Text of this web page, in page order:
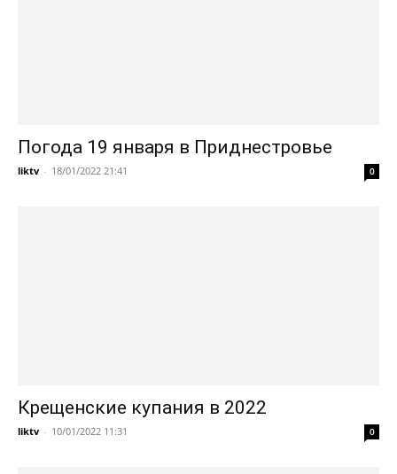
Погода 19 января в Приднестровье
liktv - 18/01/2022 21:41 0
Крещенские купания в 2022
liktv - 10/01/2022 11:31 0